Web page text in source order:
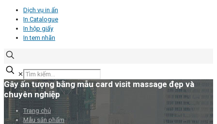
Dịch vụ in ấn
In Catalogue
In hộp giấy
In tem nhãn
✕
Gây ấn tượng bằng mẫu card visit massage đẹp và
chuyên nghiệp
Trang chủ
Mẫu sản phẩm